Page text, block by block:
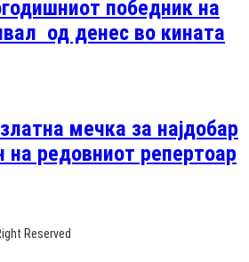
победник на
од денес во кината
мечка за најдобар
редовниот репертоар
Reserved